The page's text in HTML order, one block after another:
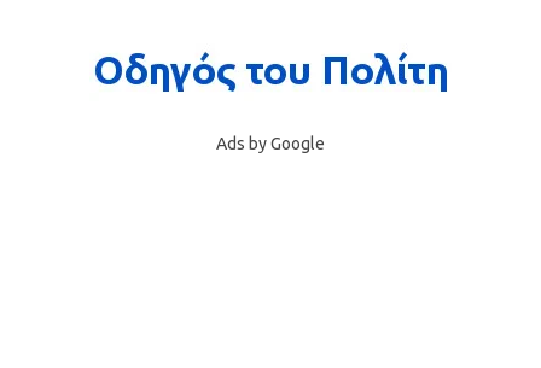
Ads by Google